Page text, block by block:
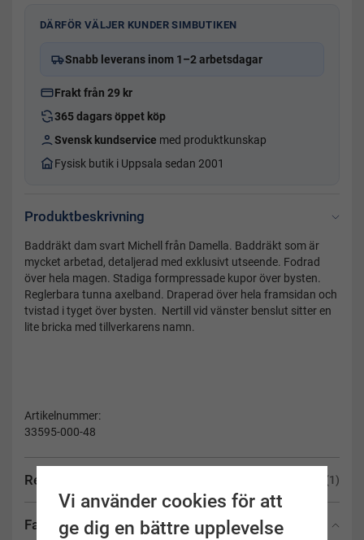
DÄRFÖR VÄLJER KUNDER SIMBUTIKEN
Snabb leverans inom 1–2 arbetsdagar
Frakt från 29 kr
365 dagars öppet köp
Svensk kundservice med produktkunskap
Fysisk butik i Uppsala sedan 2001
Produktbeskrivning
Recensioner (1)
Fakta
Baddräkt dam svart Michell från Damella. Baddräkt som är
mycket arbetad, detaljerad med exklusivt utseende. Fodrad
över hela magen. Stadiga formpressade kupor över bysten.
Reglerbara tunna axelband. Draperad över hela framsidan och
tvistad i tyget över bysten. Nertill vid vänster benslut sitter en
lite bricka med tillverkarens namn.
Artikelnummer:
33595-000-48
Vi använder cookies för att
ge dig en bättre upplevelse